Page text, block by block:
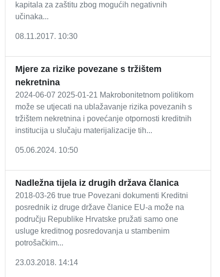
kapitala za zaštitu zbog mogućih negativnih
učinaka...
08.11.2017. 10:30
Mjere za rizike povezane s tržištem
nekretnina
2024-06-07 2025-01-21 Makrobonitetnom politikom
može se utjecati na ublažavanje rizika povezanih s
tržištem nekretnina i povećanje otpornosti kreditnih
institucija u slučaju materijalizacije tih...
05.06.2024. 10:50
Nadležna tijela iz drugih država članica
2018-03-26 true true Povezani dokumenti Kreditni
posrednik iz druge države članice EU-a može na
području Republike Hrvatske pružati samo one
usluge kreditnog posredovanja u stambenim
potrošačkim...
23.03.2018. 14:14